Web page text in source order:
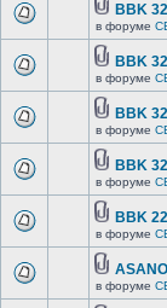
BBK
в форуме
BBK
в форуме
BBK
в форуме
BBK
в форуме
BBK
в форуме
в форуме